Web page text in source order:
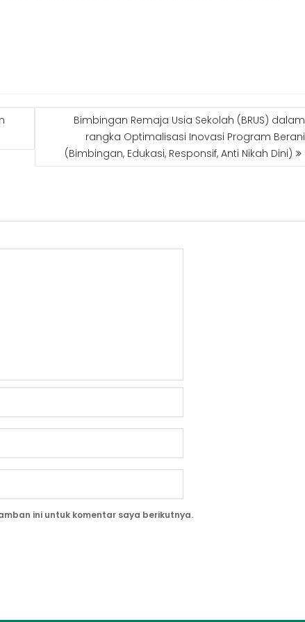
Bimbingan Remaja Usia Sekolah (BRUS) dalam
rangka Optimalisasi Inovasi Program Berani
(Bimbingan, Edukasi, Responsif, Anti Nikah Dini)
ini untuk komentar saya berikutnya.